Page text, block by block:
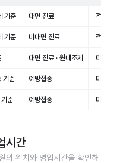
기준 대면 진료 적용(
기준 비대면 진료 적용(
대면 진료 · 원내조제 미적
기준 예방접종 미적
준 예방접종 미적
시간
의 위치와 영업시간을 확인해